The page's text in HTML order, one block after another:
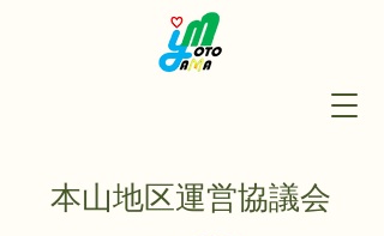
本山地区運営協議会